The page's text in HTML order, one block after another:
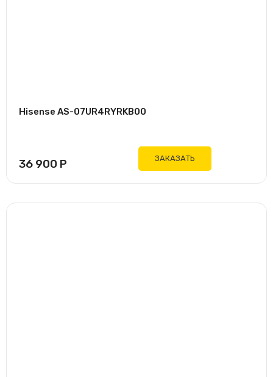
Hisense AS-07UR4RYRKB00
36 900 Р ЗАКАЗАТЬ